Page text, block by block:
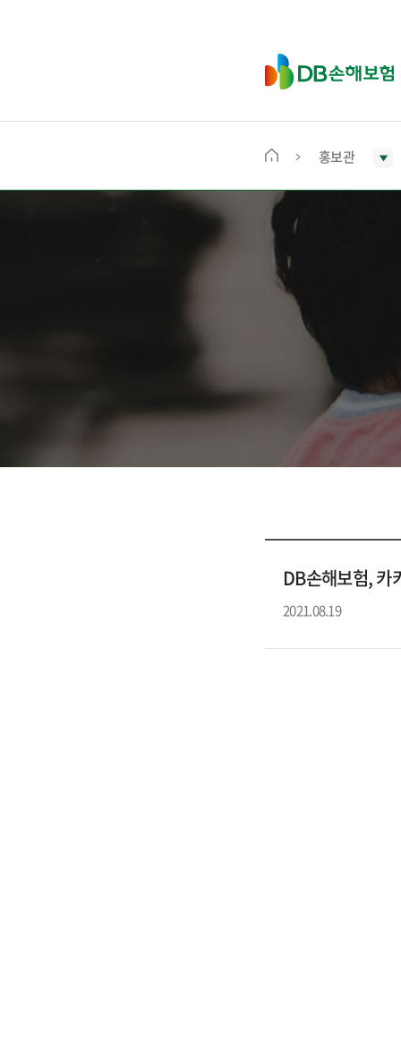
D
B
보
메
화
면
로
이
홍보관
DB손해보험, 카
2021.08.19